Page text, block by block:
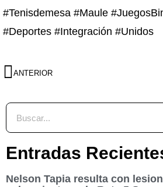
#Tenisdemesa #Maule
#Deportes #Integración #Unidos
ANTERIOR
Entradas
Nelson Tapia resulta con